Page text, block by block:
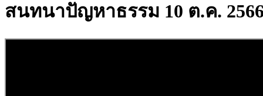
สนทนาปัญหาธรรม 10 ต.ค.